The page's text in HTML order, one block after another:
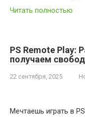
Читать полностью
PS Remote Play:
получаем
22 сентября, 2025
Мечтаешь играть в